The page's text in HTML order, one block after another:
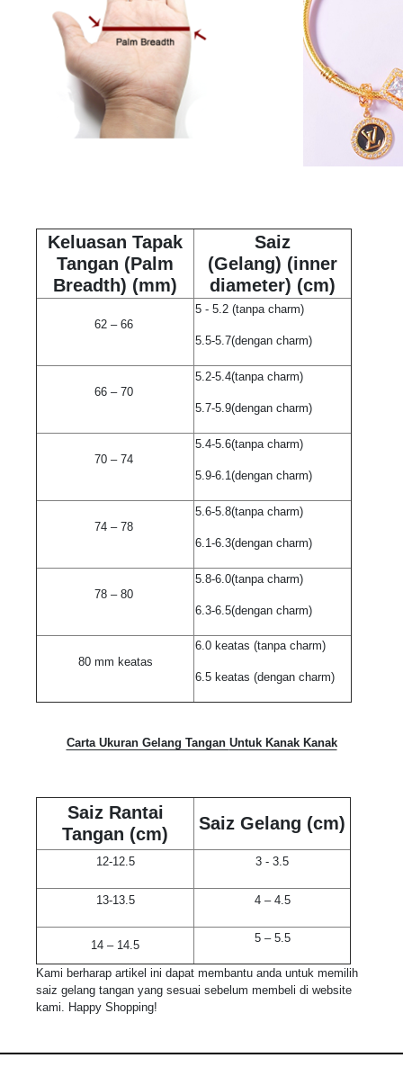
Keluasan Tapak
Tangan (Palm
Breadth) (mm)
Saiz
(Gelang) (inner
diameter) (cm)
62 – 66
5 - 5.2 (tanpa charm)
5.5-5.7(dengan charm)
66 – 70
5.2-5.4(tanpa charm)
5.7-5.9(dengan charm)
70 – 74
5.4-5.6(tanpa charm)
5.9-6.1(dengan charm)
74 – 78
5.6-5.8(tanpa charm)
6.1-6.3(dengan charm)
78 – 80
5.8-6.0(tanpa charm)
6.3-6.5(dengan charm)
80 mm keatas
6.0 keatas (tanpa charm)
6.5 keatas (dengan charm)
Carta Ukuran Gelang Tangan Untuk Kanak Kanak
Saiz Rantai
Tangan (cm)
Saiz Gelang (cm)
12-12.5 3 - 3.5
13-13.5 4 – 4.5
14 – 14.5
5 – 5.5
Kami berharap artikel ini dapat membantu anda untuk memilih
saiz gelang tangan yang sesuai sebelum membeli di website
kami. Happy Shopping!